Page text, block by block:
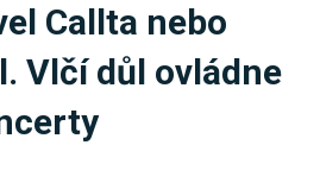
Callta nebo
Vlčí důl ovládne